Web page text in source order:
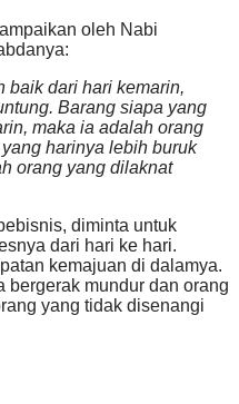
oleh Nabi
baik dari hari kemarin,
Barang siapa yang
maka ia adalah orang
harinya lebih buruk
orang yang dilaknat
diminta untuk
dari hari ke hari.
kemajuan di dalamya.
bergerak mundur dan orang
yang tidak disenangi